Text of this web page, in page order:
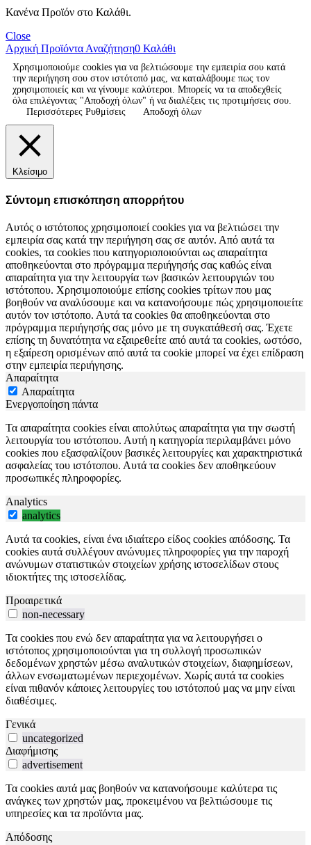
Κανένα Προϊόν στο Καλάθι.
Close
Αρχική Προϊόντα Αναζήτηση0 Καλάθι
Χρησιμοποιούμε cookies για να βελτιώσουμε την εμπειρία σου κατά
την περιήγηση σου στον ιστότοπό μας, να καταλάβουμε πως τον
χρησιμοποιείς και να γίνουμε καλύτεροι. Μπορείς να τα αποδεχθείς
όλα επιλέγοντας "Αποδοχή όλων" ή να διαλέξεις τις προτιμήσεις σου.
Περισσότερες Ρυθμίσεις
Αποδοχή όλων
Κλείσιμο
Σύντομη επισκόπηση απορρήτου
Αυτός ο ιστότοπος χρησιμοποιεί cookies για να βελτιώσει την
εμπειρία σας κατά την περιήγηση σας σε αυτόν. Από αυτά τα
cookies, τα cookies που κατηγοριοποιούνται ως απαραίτητα
αποθηκεύονται στο πρόγραμμα περιήγησής σας καθώς είναι
απαραίτητα για την λειτουργία των βασικών λειτουργιών του
ιστότοπου. Χρησιμοποιούμε επίσης cookies τρίτων που μας
βοηθούν να αναλύσουμε και να κατανοήσουμε πώς χρησιμοποιείτε
αυτόν τον ιστότοπο. Αυτά τα cookies θα αποθηκεύονται στο
πρόγραμμα περιήγησής σας μόνο με τη συγκατάθεσή σας. Έχετε
επίσης τη δυνατότητα να εξαιρεθείτε από αυτά τα cookies, ωστόσο,
η εξαίρεση ορισμένων από αυτά τα cookie μπορεί να έχει επίδραση
στην εμπειρία περιήγησης.
Απαραίτητα
Απαραίτητα
Ενεργοποίηση πάντα
Τα απαραίτητα cookies είναι απολύτως απαραίτητα για την σωστή
λειτουργία του ιστότοπου. Αυτή η κατηγορία περιλαμβάνει μόνο
cookies που εξασφαλίζουν βασικές λειτουργίες και χαρακτηριστικά
ασφαλείας του ιστότοπου. Αυτά τα cookies δεν αποθηκεύουν
προσωπικές πληροφορίες.
Analytics
analytics
Αυτά τα cookies, είναι ένα ιδιαίτερο είδος cookies απόδοσης. Τα
cookies αυτά συλλέγουν ανώνυμες πληροφορίες για την παροχή
ανώνυμων στατιστικών στοιχείων χρήσης ιστοσελίδων στους
ιδιοκτήτες της ιστοσελίδας.
Προαιρετικά
non-necessary
Τα cookies που ενώ δεν απαραίτητα για να λειτουργήσει ο
ιστότοπος χρησιμοποιούνται για τη συλλογή προσωπικών
δεδομένων χρηστών μέσω αναλυτικών στοιχείων, διαφημίσεων,
άλλων ενσωματωμένων περιεχομένων. Χωρίς αυτά τα cookies
είναι πιθανόν κάποιες λειτουργίες του ιστότοπού μας να μην είναι
διαθέσιμες.
Γενικά
uncategorized
Διαφήμισης
advertisement
Τα cookies αυτά μας βοηθούν να κατανοήσουμε καλύτερα τις
ανάγκες των χρηστών μας, προκειμένου να βελτιώσουμε τις
υπηρεσίες και τα προϊόντα μας.
Απόδοσης